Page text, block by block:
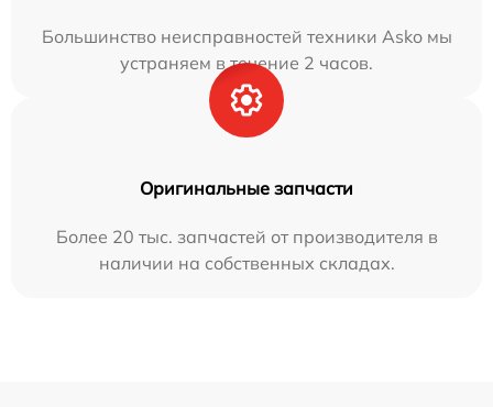
Большинство неисправностей техники Asko мы
устраняем в течение 2 часов.
Оригинальные запчасти
Более 20 тыс. запчастей от производителя в
наличии на собственных складах.